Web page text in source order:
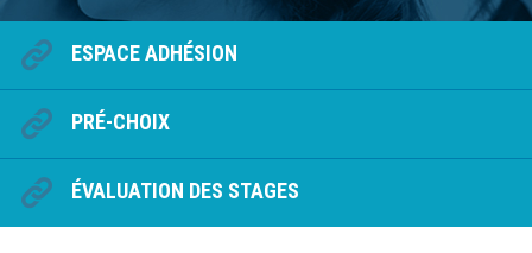
ESPACE ADHÉSION
PRÉ-CHOIX
ÉVALUATION DES STAGES